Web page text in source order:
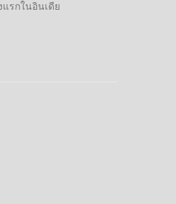
แรกในอินเดีย